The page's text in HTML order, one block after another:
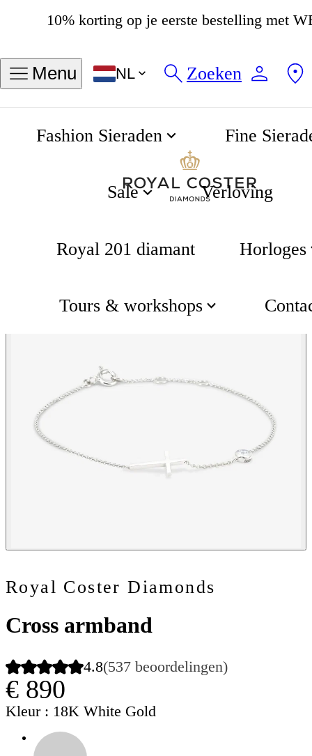
4.8 537 beoordelingen
Menu NL Zoeken
Fashion Sieraden Fine
Sale Verloving
Royal 201 diamant Horloges
Tours & workshops
Gifting Cross armband
Royal Coster Diamonds
Cross armband
4.8(537 beoordelingen)
€ 890
Kleur : 18K White Gold